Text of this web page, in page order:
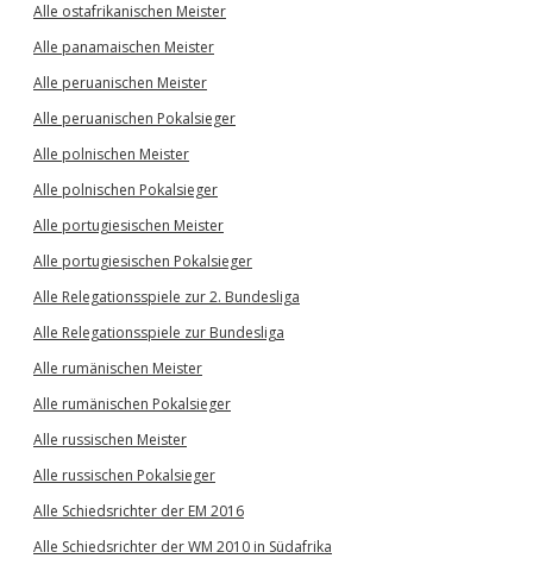
Alle ostafrikanischen Meister
Alle panamaischen Meister
Alle peruanischen Meister
Alle peruanischen Pokalsieger
Alle polnischen Meister
Alle polnischen Pokalsieger
Alle portugiesischen Meister
Alle portugiesischen Pokalsieger
Alle Relegationsspiele zur 2. Bundesliga
Alle Relegationsspiele zur Bundesliga
Alle rumänischen Meister
Alle rumänischen Pokalsieger
Alle russischen Meister
Alle russischen Pokalsieger
Alle Schiedsrichter der EM 2016
Alle Schiedsrichter der WM 2010 in Südafrika